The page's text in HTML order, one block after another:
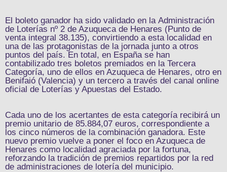
El boleto ganador ha sido validado en la Administración
de Loterías nº 2 de Azuqueca de Henares (Punto de
venta integral 38.135), convirtiendo a esta localidad en
una de las protagonistas de la jornada junto a otros
puntos del país. En total, en España se han
contabilizado tres boletos premiados en la Tercera
Categoría, uno de ellos en Azuqueca de Henares, otro en
Benifaió (Valencia) y un tercero a través del canal online
oficial de Loterías y Apuestas del Estado.
Cada uno de los acertantes de esta categoría recibirá un
premio unitario de 85.884,07 euros, correspondiente a
los cinco números de la combinación ganadora. Este
nuevo premio vuelve a poner el foco en Azuqueca de
Henares como localidad agraciada por la fortuna,
reforzando la tradición de premios repartidos por la red
de administraciones de lotería del municipio.